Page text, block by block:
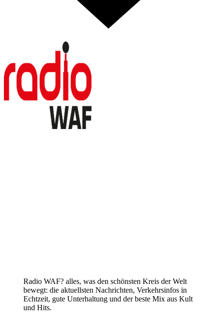
Radio WAF? alles, was den schönsten Kreis der Welt
bewegt: die aktuellsten Nachrichten, Verkehrsinfos in
Echtzeit, gute Unterhaltung und der beste Mix aus Kult
und Hits.